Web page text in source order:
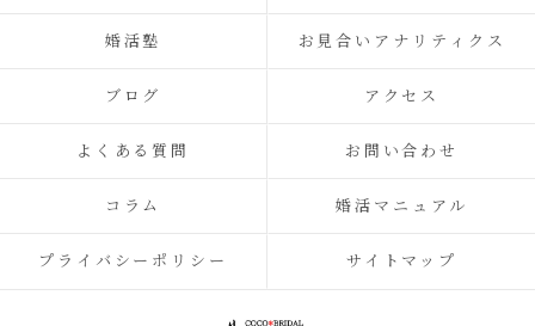
婚活塾 お見合いアナリティクス
ブログ アクセス
よくある質問 お問い合わせ
コラム 婚活マニュアル
プライバシーポリシー サイトマップ